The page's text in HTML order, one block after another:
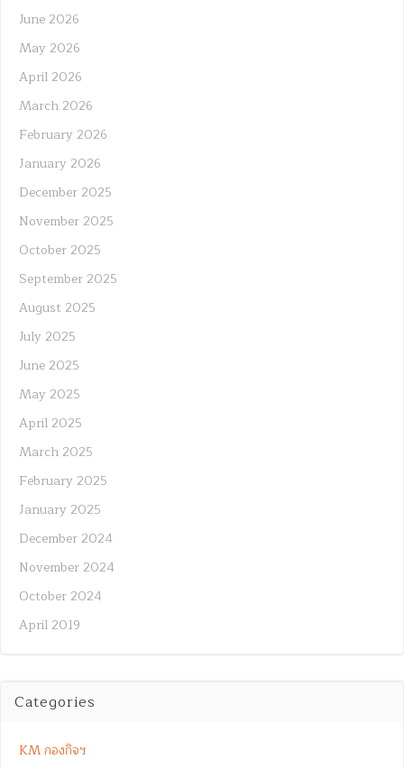
June 2026
May 2026
April 2026
March 2026
February 2026
January 2026
December 2025
November 2025
October 2025
September 2025
August 2025
July 2025
June 2025
May 2025
April 2025
March 2025
February 2025
January 2025
December 2024
November 2024
October 2024
April 2019
Categories
KM กองกิจฯ